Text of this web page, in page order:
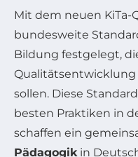
Mit dem neuen KiTa-
bundesweite
Bildung festgelegt,
Qualitätsentwicklung
sollen. Diese
besten Praktiken in
schaffen ein
Pädagogikin